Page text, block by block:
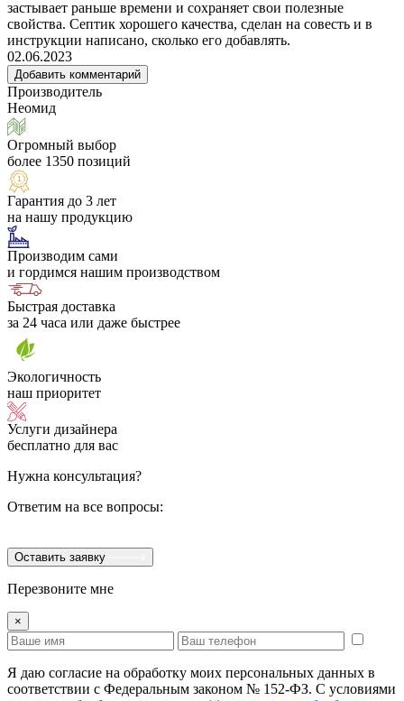
застывает раньше времени и сохраняет свои полезные
свойства. Септик хорошего качества, сделан на совесть и в
инструкции написано, сколько его добавлять.
02.06.2023
Добавить комментарий
Производитель
Неомид
Огромный выбор
более 1350 позиций
Гарантия до 3 лет
на нашу продукцию
Производим сами
и гордимся нашим производством
Быстрая доставка
за 24 часа или даже быстрее
Экологичность
наш приоритет
Услуги дизайнера
бесплатно для вас
Нужна консультация?
Ответим на все вопросы:
Оставить заявку
Перезвоните мне
×
Я даю согласие на обработку моих персональных данных в
соответствии с Федеральным законом № 152-ФЗ. С условиями